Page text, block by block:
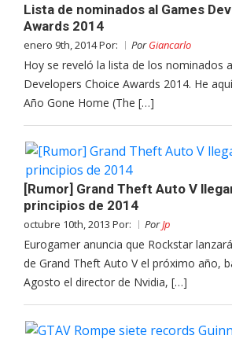
Lista de nominados al Games
Awards 2014
enero 9th, 2014 Por: PorGiancarlo
Hoy se reveló la lista de los nominados
Developers Choice Awards 2014. He
Año Gone Home (The […]
[Rumor] Grand Theft Auto V
principios de 2014
octubre 10th, 2013 Por: PorJp
Eurogamer anuncia que Rockstar
de Grand Theft Auto V el próximo año,
Agosto el director de Nvidia, […]